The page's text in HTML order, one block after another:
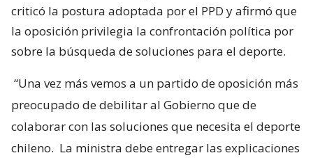
criticó la postura adoptada por el PPD y afirmó que
la oposición privilegia la confrontación política por
sobre la búsqueda de soluciones para el deporte.
“Una vez más vemos a un partido de oposición más
preocupado de debilitar al Gobierno que de
colaborar con las soluciones que necesita el deporte
chileno. La ministra debe entregar las explicaciones